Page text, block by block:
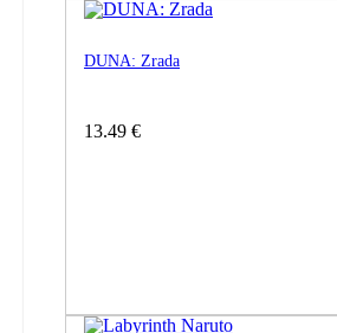
DUNA: Zrada
13.49 €